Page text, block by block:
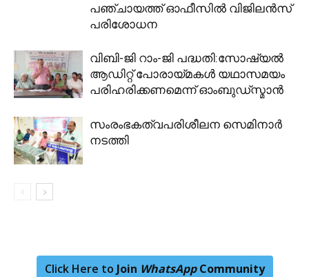
പഞ്ചായത്ത് ഓഫീസിൽ വിജിലൻസ്
പരിശോധന
വിബി-ജി റാം-ജി പദ്ധതി:സോഷ്യൽ
ആഡിറ്റ് പോരായ്മകൾ യഥാസമയം
പരിഹരിക്കണമെന്ന് ഓംബുഡ്‌സ്മാൻ
സംരംഭകത്വപരിശീലന സെമിനാർ
നടത്തി
Click Here to Join WhatsAppCommunity